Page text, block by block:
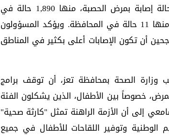
وأعلنت وزارة الصحة في تعز عن تسجيل 13,752 حالة إصابة بمرض الحصبة، منها 1,890 حالة في
مدينة تعز نفسها، فيما بلغ عدد الوفيات 94 حالة، منها 11 حالة في المحافظة. ويؤكد المسؤولون
أن تكون الإصابات أعلى بكثير في المناطق
الصحة بمحافظة تعز، أن توقف برامج
خصوصاً بين الأطفال، الذين يشكلون الفئة
إلى أن الأزمة الراهنة تمثل "كارثة صحية"
الوطنية وتوفير اللقاحات للأطفال في جميع